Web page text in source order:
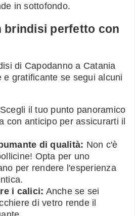
in sottofondo.
brindisi perfetto con
di Capodanno a Catania
e gratificante se segui alcuni
Scegli il tuo punto panoramico
con anticipo per assicurarti il
di qualità: Non c'è
Opta per uno
per rendere l'esperienza
i calici: Anche se sei
di vetro rende il